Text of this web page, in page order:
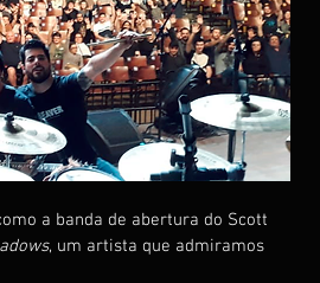
a banda de abertura do Scott
, um artista que admiramos